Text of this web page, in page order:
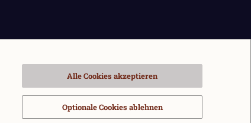
Alle Cookies akzeptieren
Optionale Cookies ablehnen